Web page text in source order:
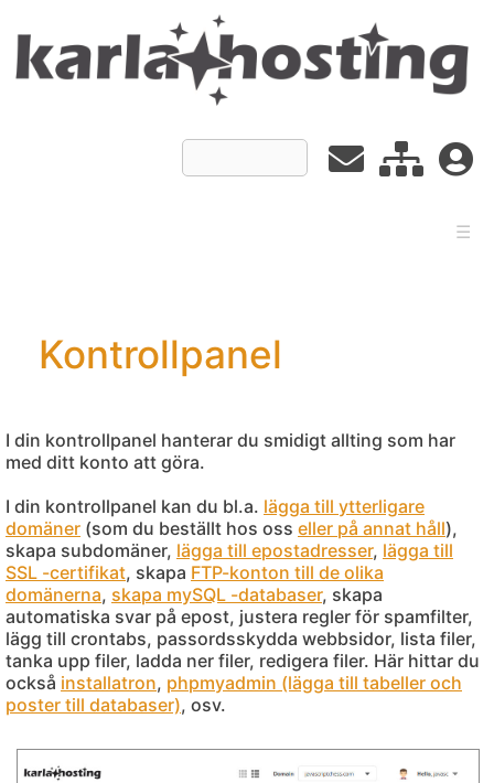
☰
Kontrollpanel
I din kontrollpanel hanterar du smidigt allting som har
med ditt konto att göra.
I din kontrollpanel kan du bl.a. lägga till ytterligare
domäner (som du beställt hos oss eller på annat håll),
skapa subdomäner, lägga till epostadresser, lägga till
SSL -certifikat, skapa FTP-konton till de olika
domänerna, skapa mySQL -databaser, skapa
automatiska svar på epost, justera regler för spamfilter,
lägg till crontabs, passordsskydda webbsidor, lista filer,
tanka upp filer, ladda ner filer, redigera filer. Här hittar du
också installatron, phpmyadmin (lägga till tabeller och
poster till databaser), osv.